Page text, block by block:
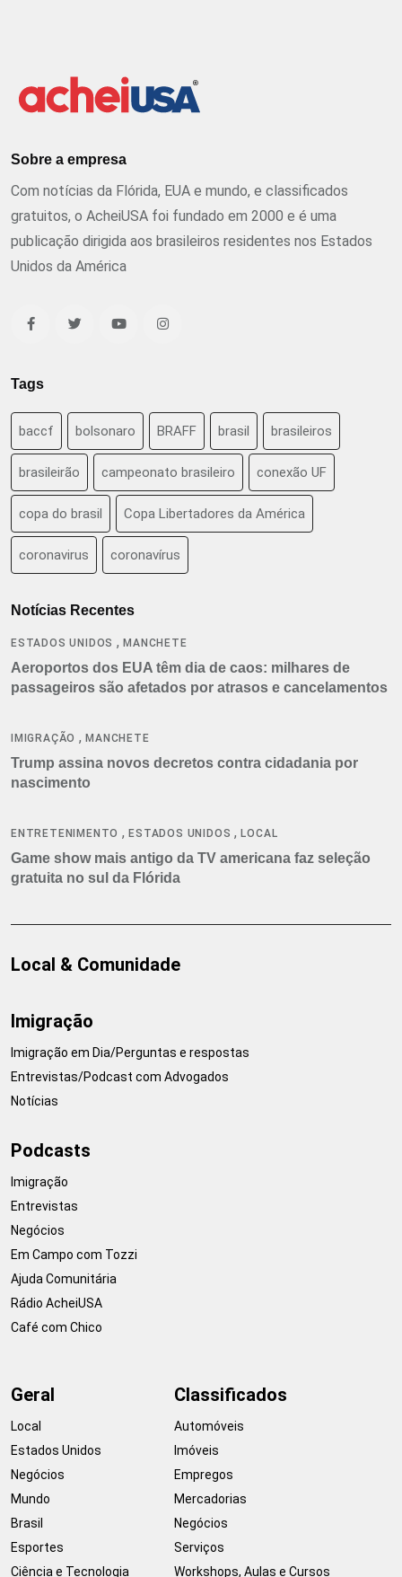
Sobre a empresa
Com notícias da Flórida, EUA e mundo, e classificados
gratuitos, o AcheiUSA foi fundado em 2000 e é uma
publicação dirigida aos brasileiros residentes nos Estados
Unidos da América
Tags
baccf bolsonaro BRAFF brasil brasileiros
brasileirão campeonato brasileiro conexão UF
copa do brasil Copa Libertadores da América
coronavirus coronavírus
Notícias Recentes
ESTADOS UNIDOS ,MANCHETE
Aeroportos dos EUA têm dia de caos: milhares de
passageiros são afetados por atrasos e cancelamentos
IMIGRAÇÃO ,MANCHETE
Trump assina novos decretos contra cidadania por
nascimento
ENTRETENIMENTO ,ESTADOS UNIDOS ,LOCAL
Game show mais antigo da TV americana faz seleção
gratuita no sul da Flórida
Local & Comunidade
Imigração
Imigração em Dia/Perguntas e respostas
Entrevistas/Podcast com Advogados
Notícias
Podcasts
Imigração
Entrevistas
Negócios
Em Campo com Tozzi
Ajuda Comunitária
Rádio AcheiUSA
Café com Chico
Geral
Local
Estados Unidos
Negócios
Mundo
Brasil
Esportes
Ciência e Tecnologia
Classificados
Automóveis
Imóveis
Empregos
Mercadorias
Negócios
Serviços
Workshops, Aulas e Cursos